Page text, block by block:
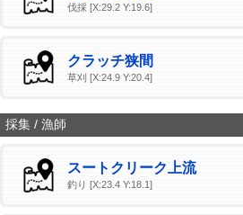
伐採 [X:29.2 Y:19.6]
クラッチ狭間
草刈 [X:24.9 Y:20.4]
採集 / 漁師
スートクリーク上流
釣り [X:23.4 Y:18.1]